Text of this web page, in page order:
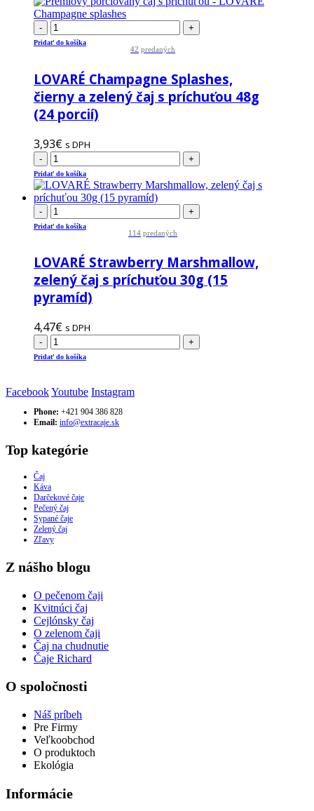
- +
Pridať do košíka
42 predaných
LOVARÉ Champagne Splashes,
čierny a zelený čaj s príchuťou 48g
(24 porcií)
3,93€ s DPH
- +
Pridať do košíka
- +
Pridať do košíka
114 predaných
LOVARÉ Strawberry Marshmallow,
zelený čaj s príchuťou 30g (15
pyramíd)
4,47€ s DPH
- +
Pridať do košíka
FacebookYoutube Instagram
Phone: +421 904 386 828
Email: info@extracaje.sk
Top kategórie
Čaj
Káva
Darčekové čaje
Pečený čaj
Sypané čaje
Zelený čaj
Zľavy
Z nášho blogu
O pečenom čaji
Kvitnúci čaj
Cejlónsky čaj
O zelenom čaji
Čaj na chudnutie
Čaje Richard
O spoločnosti
Náš príbeh
Pre Firmy
Veľkoobchod
O produktoch
Ekológia
Informácie